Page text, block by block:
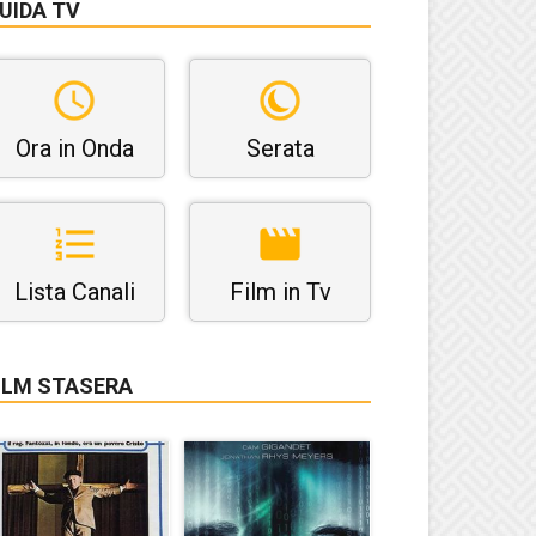
TV
Ora in Onda Serata
Lista Canali Film in Tv
STASERA